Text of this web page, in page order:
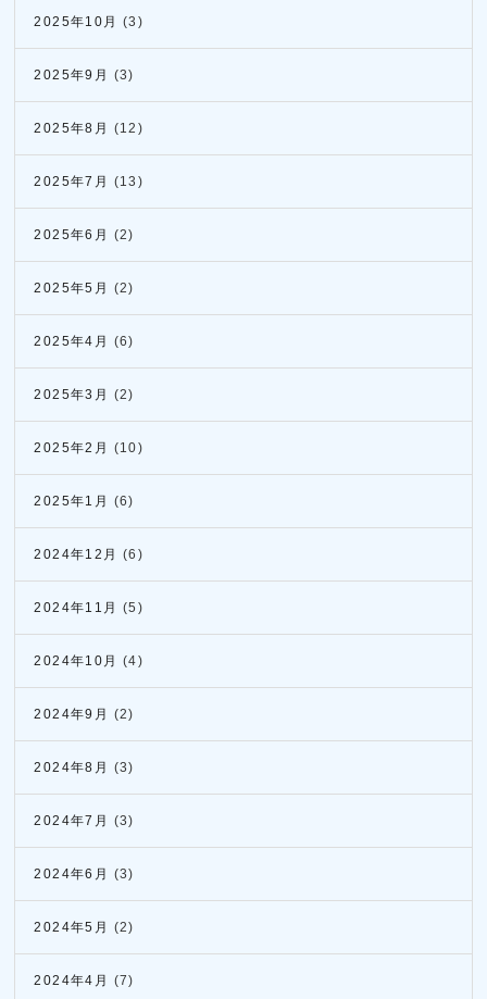
2025年10月 (3)
2025年9月 (3)
2025年8月 (12)
2025年7月 (13)
2025年6月 (2)
2025年5月 (2)
2025年4月 (6)
2025年3月 (2)
2025年2月 (10)
2025年1月 (6)
2024年12月 (6)
2024年11月 (5)
2024年10月 (4)
2024年9月 (2)
2024年8月 (3)
2024年7月 (3)
2024年6月 (3)
2024年5月 (2)
2024年4月 (7)